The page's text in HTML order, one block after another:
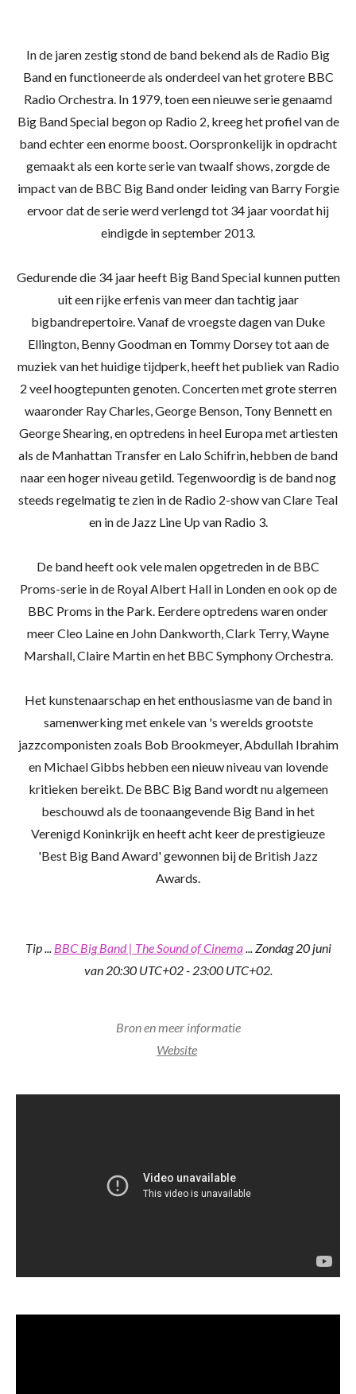
In de jaren zestig stond de band bekend als de Radio Big
Band en functioneerde als onderdeel van het grotere BBC
Radio Orchestra. In 1979, toen een nieuwe serie genaamd
Big Band Special begon op Radio 2, kreeg het profiel van de
band echter een enorme boost. Oorspronkelijk in opdracht
gemaakt als een korte serie van twaalf shows, zorgde de
impact van de BBC Big Band onder leiding van Barry Forgie
ervoor dat de serie werd verlengd tot 34 jaar voordat hij
eindigde in september 2013.
Gedurende die 34 jaar heeft Big Band Special kunnen putten
uit een rijke erfenis van meer dan tachtig jaar
bigbandrepertoire. Vanaf de vroegste dagen van Duke
Ellington, Benny Goodman en Tommy Dorsey tot aan de
muziek van het huidige tijdperk, heeft het publiek van Radio
2 veel hoogtepunten genoten. Concerten met grote sterren
waaronder Ray Charles, George Benson, Tony Bennett en
George Shearing, en optredens in heel Europa met artiesten
als de Manhattan Transfer en Lalo Schifrin, hebben de band
naar een hoger niveau getild. Tegenwoordig is de band nog
steeds regelmatig te zien in de Radio 2-show van Clare Teal
en in de Jazz Line Up van Radio 3.
De band heeft ook vele malen opgetreden in de BBC
Proms-serie in de Royal Albert Hall in Londen en ook op de
BBC Proms in the Park. Eerdere optredens waren onder
meer Cleo Laine en John Dankworth, Clark Terry, Wayne
Marshall, Claire Martin en het BBC Symphony Orchestra.
Het kunstenaarschap en het enthousiasme van de band in
samenwerking met enkele van 's werelds grootste
jazzcomponisten zoals Bob Brookmeyer, Abdullah Ibrahim
en Michael Gibbs hebben een nieuw niveau van lovende
kritieken bereikt. De BBC Big Band wordt nu algemeen
beschouwd als de toonaangevende Big Band in het
Verenigd Koninkrijk en heeft acht keer de prestigieuze
'Best Big Band Award' gewonnen bij de British Jazz
Awards.
Tip ... BBC Big Band | The Sound of Cinema... Zondag 20 juni
van 20:30 UTC+02 - 23:00 UTC+02.
Bron en meer informatie
Website